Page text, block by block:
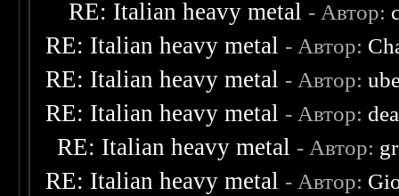
RE: Italian heavy metal - Автор:
RE: Italian heavy metal - Автор:
RE: Italian heavy metal - Автор:
RE: Italian heavy metal - Автор:
RE: Italian heavy metal - Автор:
RE: Italian heavy metal - Автор: